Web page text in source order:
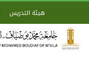
هيئة التدريس